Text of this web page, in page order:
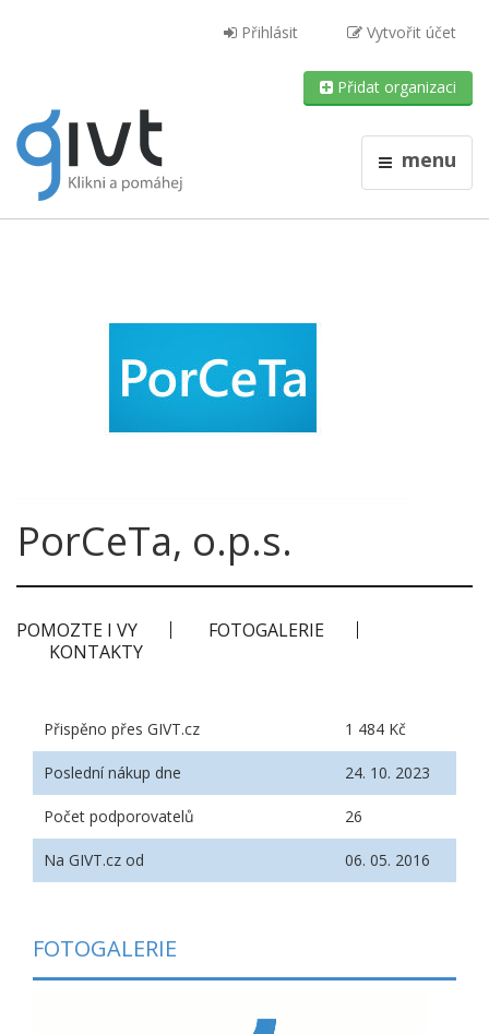
Přihlásit Vytvořit účet
Přidat organizaci
menu
PorCeTa, o.p.s.
POMOZTE I VY
FOTOGALERIE
KONTAKTY
Přispěno přes GIVT.cz 1 484 Kč
Poslední nákup dne 24. 10. 2023
Počet podporovatelů 26
Na GIVT.cz od 06. 05. 2016
FOTOGALERIE